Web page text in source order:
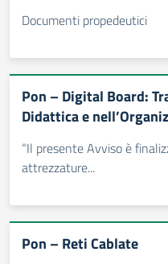
Documenti propedeutici
Pon – Digital Board:
Didattica e
“Il presente Avviso è
attrezzature...
Pon – Reti Cablate